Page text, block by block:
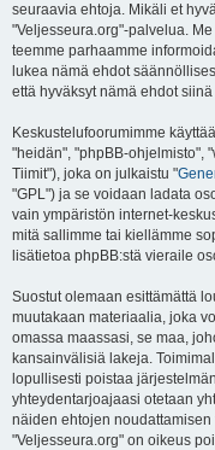
seuraavia ehtoja. Mikäli et
"Veljesseura.org"-palvelua.
teemme parhaamme
lukea nämä ehdot
että hyväksyt nämä ehdot
Keskustelufoorumimme
"heidän", "phpBB-ohjelmisto",
Tiimit"), joka on julkaistu "
"GPL") ja se voidaan ladata
vain ympäristön internet-
mitä sallimme tai kiellämme
lisätietoa phpBB:stä vieraile
Suostut olemaan esittämättä
muutakaan materiaalia, joka
omassa maassasi, se maa,
kansainvälisiä lakeja.
lopullisesti poistaa
yhteydentarjoajaasi otetaan
näiden ehtojen
"Veljesseura.org" on oikeus